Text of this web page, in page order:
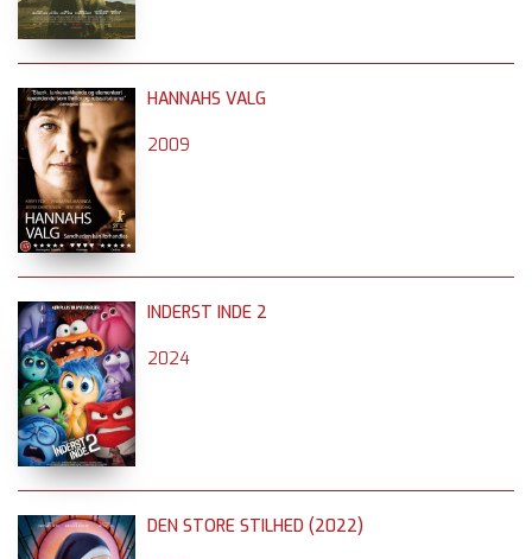
HANNAHS VALG
2009
INDERST INDE 2
2024
DEN STORE STILHED (2022)